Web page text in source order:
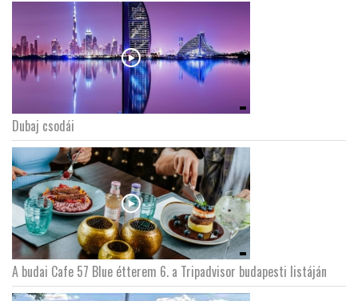
Dubaj csodái
A budai Cafe 57 Blue étterem 6. a Tripadvisor budapesti listáján